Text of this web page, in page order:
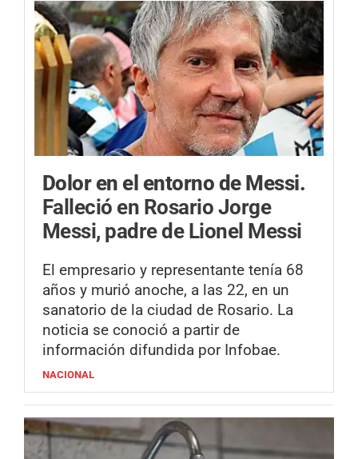
Dolor en el entorno de Messi.
Falleció en Rosario Jorge
Messi, padre de Lionel Messi
El empresario y representante tenía 68
años y murió anoche, a las 22, en un
sanatorio de la ciudad de Rosario. La
noticia se conoció a partir de
información difundida por Infobae.
NACIONAL